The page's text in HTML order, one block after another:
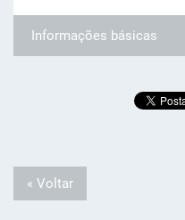
Informações básicas
« Voltar